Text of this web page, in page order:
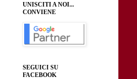
UNISCITI A NOI...
CONVIENE
SEGUICI SU
FACEBOOK